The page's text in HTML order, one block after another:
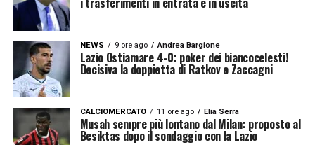
NEWS 9 ore ago Andrea Bargione
Lazio Ostiamare 4-0: poker dei biancocelesti!
Decisiva la doppietta di Ratkov e Zaccagni
CALCIOMERCATO 11 ore ago Elia Serra
Musah sempre più lontano dal Milan: proposto al
Besiktas dopo il sondaggio con la Lazio